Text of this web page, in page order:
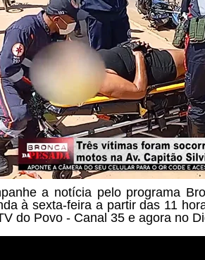
a notícia pelo programa
à sexta-feira a partir das 11
do Povo - Canal 35 e agora no